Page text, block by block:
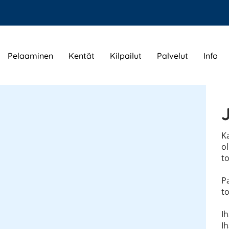
Pelaaminen Kentät Kilpailut Palvelut Info